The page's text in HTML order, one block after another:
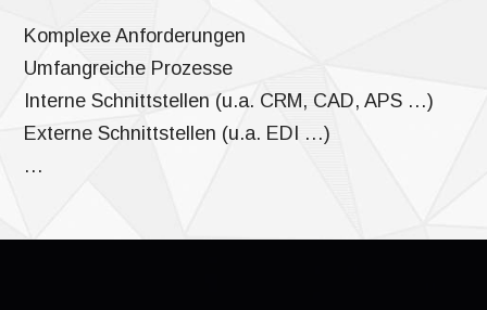
Komplexe Anforderungen
Umfangreiche Prozesse
Interne Schnittstellen (u.a. CRM, CAD, APS …)
Externe Schnittstellen (u.a. EDI …)
…